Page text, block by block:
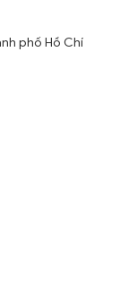
phố Hồ Chí